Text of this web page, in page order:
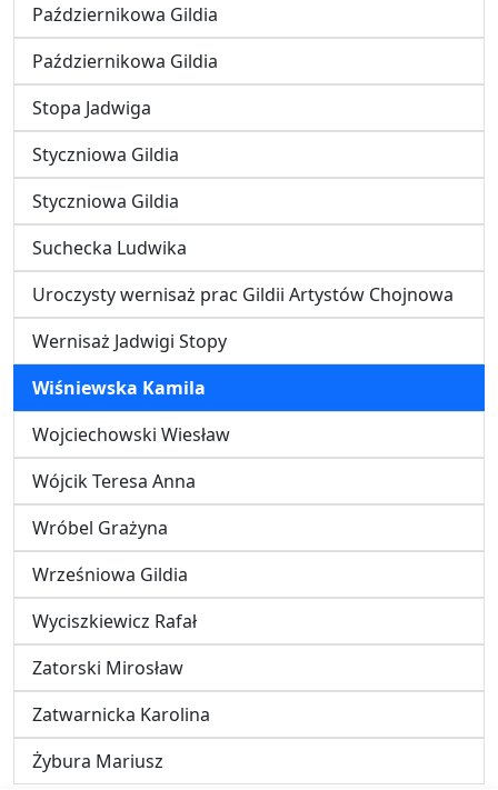
Październikowa Gildia
Październikowa Gildia
Stopa Jadwiga
Styczniowa Gildia
Styczniowa Gildia
Suchecka Ludwika
Uroczysty wernisaż prac Gildii Artystów Chojnowa
Wernisaż Jadwigi Stopy
Wiśniewska Kamila
Wojciechowski Wiesław
Wójcik Teresa Anna
Wróbel Grażyna
Wrześniowa Gildia
Wyciszkiewicz Rafał
Zatorski Mirosław
Zatwarnicka Karolina
Żybura Mariusz